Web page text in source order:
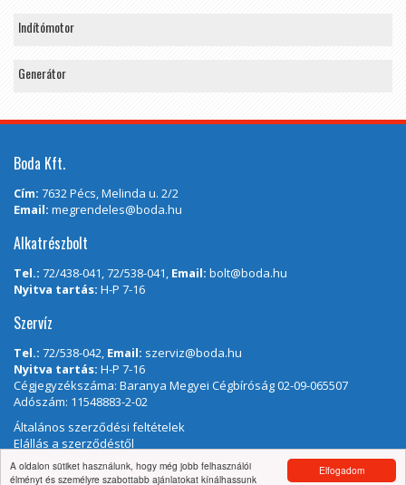
Elfogadom
A oldalon sütiket használunk, hogy még jobb felhasználói
élményt és személyre szabottabb ajánlatokat kínálhassunk
Indítómotor
Generátor
Boda Kft.
Cím: 7632 Pécs, Melinda u. 2/2
Email: megrendeles@boda.hu
Alkatrészbolt
Tel.: 72/438-041, 72/538-041, Email: bolt@boda.hu
Nyitva tartás: H-P 7-16
Szervíz
Tel.: 72/538-042, Email: szerviz@boda.hu
Nyitva tartás: H-P 7-16
Cégjegyzékszáma: Baranya Megyei Cégbíróság 02-09-065507
Adószám: 11548883-2-02
Általános szerződési feltételek
Elállás a szerződéstől